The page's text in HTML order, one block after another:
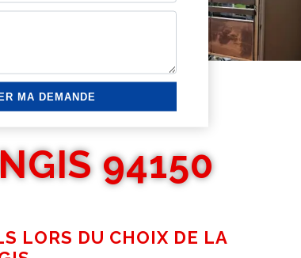
94150
LORS DU CHOIX DE LA